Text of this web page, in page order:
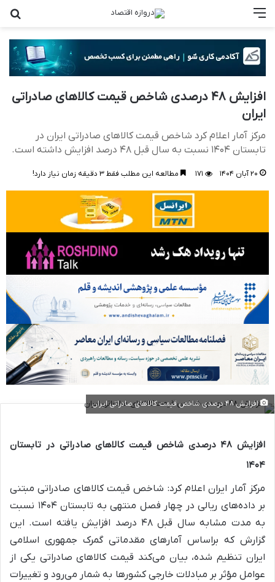
منو
افزایش ۴۸ درصدی شاخص قیمت کالاهای صادراتی
ایران
مرکز آمار اعلام کرد شاخص قیمت کالاهای صادراتی ایران در
تابستان ۱۴۰۴ نسبت به سال قبل ۴۸ درصد افزایش داشته است.
۲۰ آبان ۱۴۰۴ ۱۷۱ مطالعه این مطلب فقط ۳ دقیقه زمان نیاز دارد!
افزایش ۴۸ درصدی شاخص قیمت کالاهای صادراتی ایران
افزایش ۴۸ درصدی شاخص قیمت کالاهای صادراتی در تابستان
۱۴۰۴
مرکز آمار ایران اعلام کرد: شاخص قیمت کالاهای صادراتی مبتنی
بر داده‌های ریالی در چهار فصل منتهی به تابستان ۱۴۰۴ نسبت
به مدت مشابه سال قبل ۴۸ درصد افزایش یافته است. این
گزارش که براساس آمارهای مقدماتی گمرک جمهوری اسلامی
ایران تنظیم شده، بیان می‌کند قیمت کالاهای صادراتی یکی از
عوامل مؤثر بر مبادلات خارجی کشورها به شمار می‌رود و تغییرات